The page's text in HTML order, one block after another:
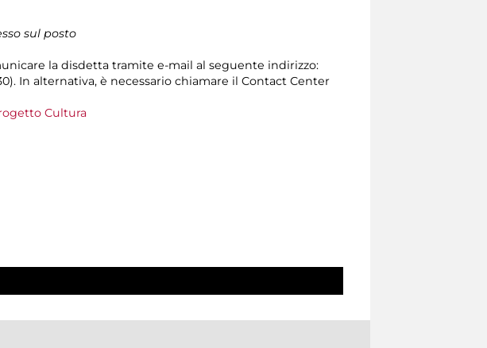
sul posto
la disdetta tramite e-mail al seguente indirizzo:
In alternativa, è necessario chiamare il Contact Center
Cultura